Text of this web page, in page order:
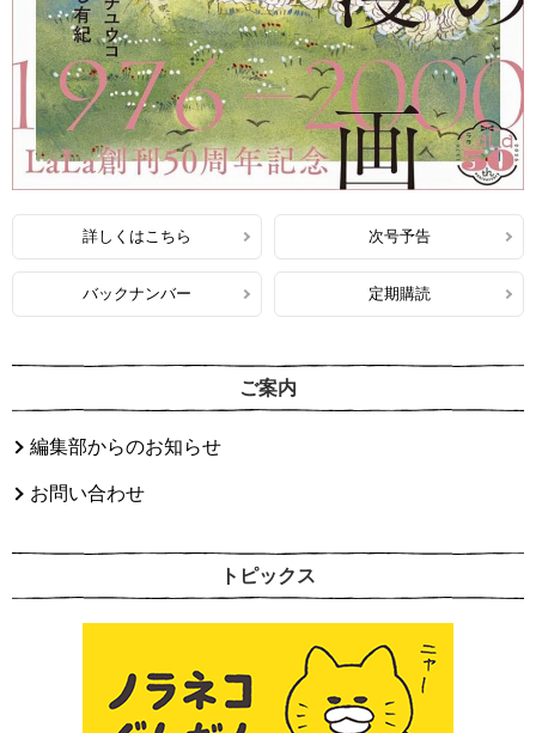
詳しくはこちら 次号予告
バックナンバー 定期購読
ご案内
編集部からのお知らせ
お問い合わせ
トピックス